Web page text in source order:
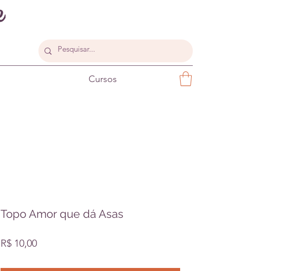
Cursos
Topo Amor que dá Asas
R$ 10,00Preço